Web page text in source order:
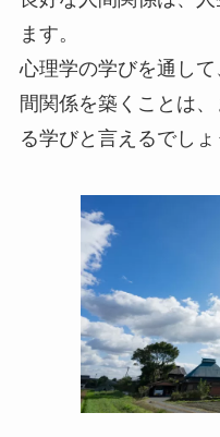
ます。
心理学の学びを通し
間関係を築くことは
る学びと言えるでしょ